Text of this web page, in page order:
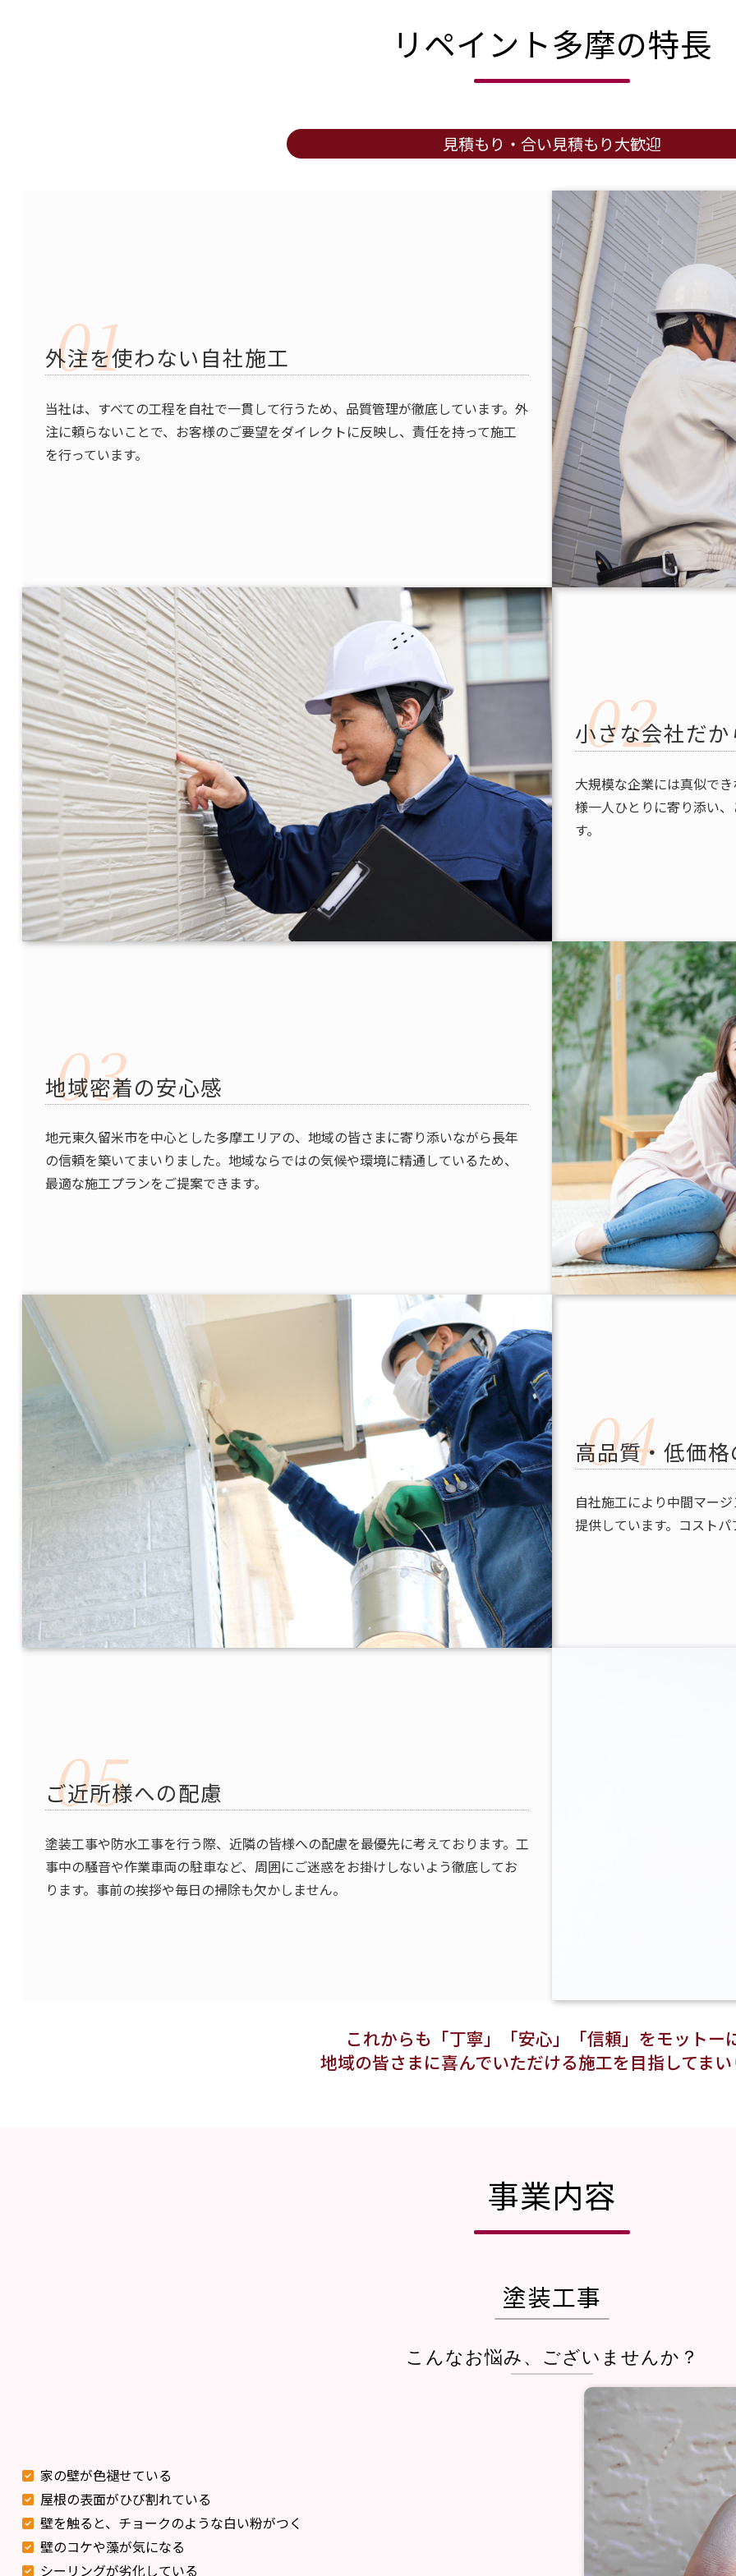
リペイント多摩の特長
見積もり・合い見積もり大歓迎
外注を使わない自社施工
当社は、すべての工程を自社で一貫して行うため、品質管理が徹底しています。外
注に頼らないことで、お客様のご要望をダイレクトに反映し、責任を持って施工
を行っています。
小さな会社だ
大規模な企業には真似で
様一人ひとりに寄り添い
す。
地域密着の安心感
地元東久留米市を中心とした多摩エリアの、地域の皆さまに寄り添いながら長年
の信頼を築いてまいりました。地域ならではの気候や環境に精通しているため、
最適な施工プランをご提案できます。
高品質・低価
自社施工により中間マー
提供しています。コスト
ご近所様への配慮
塗装工事や防水工事を行う際、近隣の皆様への配慮を最優先に考えております。工
事中の騒音や作業車両の駐車など、周囲にご迷惑をお掛けしないよう徹底してお
ります。事前の挨拶や毎日の掃除も欠かしません。
これからも「丁寧」「安心」「信頼」をモットー
地域の皆さまに喜んでいただける施工を目指してま
事業内容
塗装工事
こんなお悩み、ございませんか？
家の壁が色褪せている
屋根の表面がひび割れている
壁を触ると、チョークのような白い粉がつく
壁のコケや藻が気になる
シーリングが劣化している